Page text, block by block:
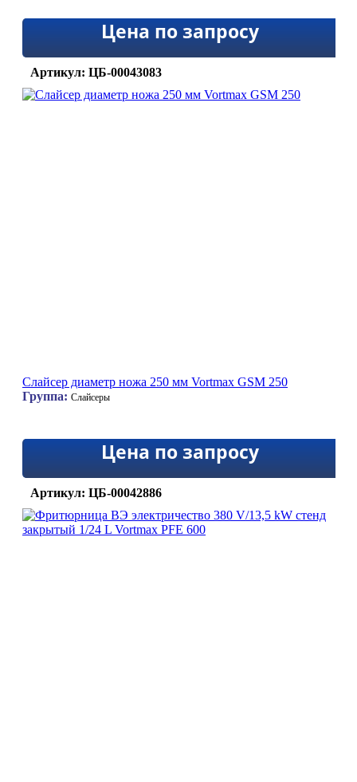
Цена по запросу
Артикул: ЦБ-00043083
Слайсер диаметр ножа 250 мм Vortmax GSM 250
Группа: Слайсеры
Цена по запросу
Артикул: ЦБ-00042886